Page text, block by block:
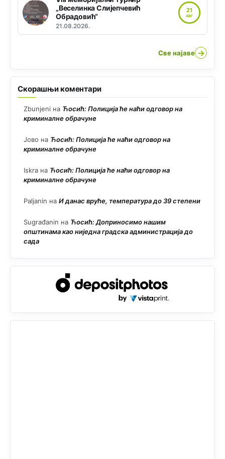
„Веселинка Слијепчевић
Обрадовић“
21.08.2026.
21
АВГ
Све најаве →
Скорашњи коментари
Zbunjeni на Ћосић: Полиција ће наћи одговор на
криминалне обрачуне
Јово на Ћосић: Полиција ће наћи одговор на
криминалне обрачуне
Iskra на Ћосић: Полиција ће наћи одговор на
криминалне обрачуне
Paljanin на И данас вруће, температура до 39 степени
Sugrađanin на Ћосић: Доприносимо нашим
општинама као ниједна градска администрација до
сада